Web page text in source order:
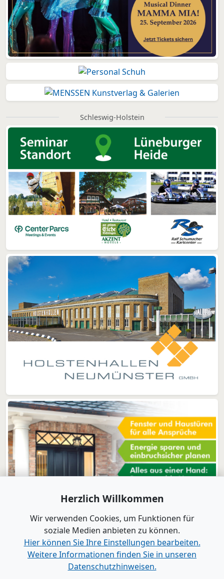
Schleswig-Holstein
www.B2B-Wirtschaft.de
Herzlich Willkommen
Wir verwenden Cookies, um Funktionen für
soziale Medien anbieten zu können.
Hier können Sie Ihre Einstellungen bearbeiten.
Weitere Informationen finden Sie in unseren
Datenschutzhinweisen.